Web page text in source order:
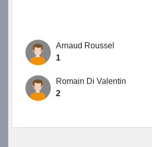
Arnaud Roussel
1
Romain Di Valentin
2